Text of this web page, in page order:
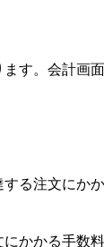
す。会計画
る注文にか
にかかる手数料